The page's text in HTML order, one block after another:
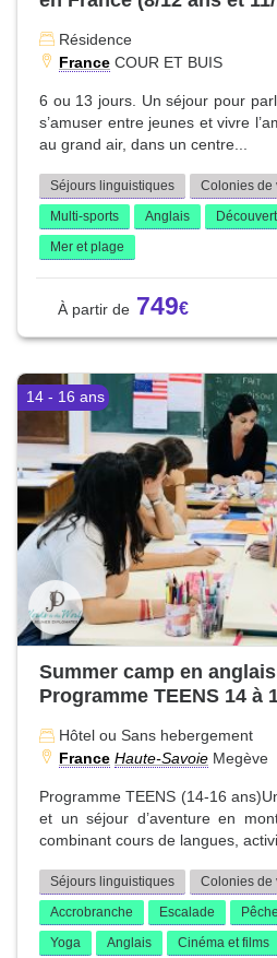
Résidence
France COUR ET BUIS
6 ou 13 jours. Un séjour pour
s’amuser entre jeunes et vivre
au grand air, dans un centre...
Séjours linguistiques
Colonies de
Multi-sports
Anglais
Mer et plage
749
14 - 16 ans
Summer camp en
Programme TEENS 14 à
Hôtel ou Sans hebergement
France Haute-Savoie Megève
Programme TEENS (14-16
et un séjour d’aventure en
combinant cours de langues,
Séjours linguistiques
Colonies de
Accrobranche
Escalade Pêche
Yoga
Anglais Cinéma et films